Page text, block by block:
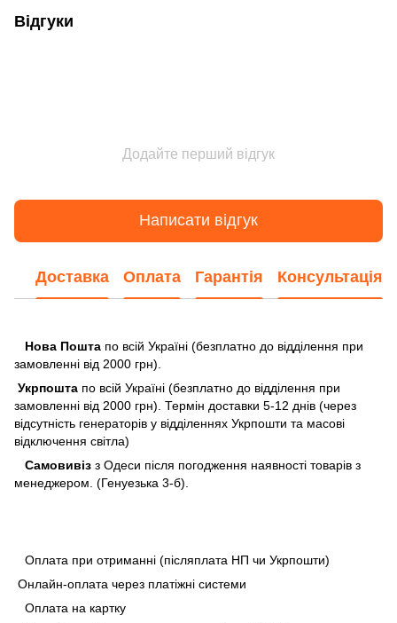
Відгуки
Додайте перший відгук
Написати відгук
Доставка Оплата Гарантія Консультація
Нова Пошта по всій Україні (безплатно до відділення при
замовленні від 2000 грн).
Укрпошта по всій Україні (безплатно до відділення при
замовленні від 2000 грн). Термін доставки 5-12 днів (через
відсутність генераторів у відділеннях Укрпошти та масові
відключення світла)
Самовивіз з Одеси після погодження наявності товарів з
менеджером. (Генуезька 3-б).
Оплата при отриманні (післяплата НП чи Укрпошти)
Онлайн-оплата через платіжні системи
Оплата на картку